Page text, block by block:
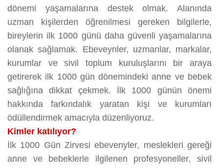
dönemi yaşamalarına destek olmak. Alanında
uzman kişilerden öğrenilmesi gereken bilgilerle,
bireylerin ilk 1000 günü daha güvenli yaşamalarına
olanak sağlamak. Ebeveynler, uzmanlar, markalar,
kurumlar ve sivil toplum kuruluşlarını bir araya
getirerek ilk 1000 gün dönemindeki anne ve bebek
sağlığına dikkat çekmek. İlk 1000 günün önemi
hakkında farkındalık yaratan kişi ve kurumları
ödüllendirmek amacıyla düzenliyoruz.
Kimler katılıyor?
İlk 1000 Gün Zirvesi ebevenyler, meslekleri gereği
anne ve bebeklerle ilgilenen profesyoneller, sivil